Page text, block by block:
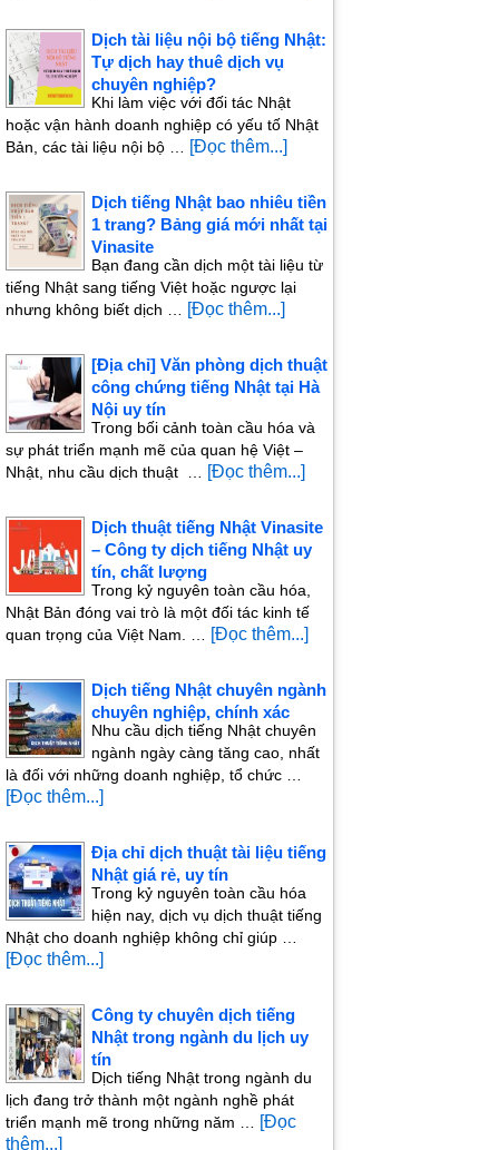
Dịch tài liệu nội bộ tiếng Nhật:
Tự dịch hay thuê dịch vụ
chuyên nghiệp?
Khi làm việc với đối tác Nhật
hoặc vận hành doanh nghiệp có yếu tố Nhật
Bản, các tài liệu nội bộ …
[Đọc thêm...]
Dịch tiếng Nhật bao nhiêu tiền
1 trang? Bảng giá mới nhất tại
Vinasite
Bạn đang cần dịch một tài liệu từ
tiếng Nhật sang tiếng Việt hoặc ngược lại
nhưng không biết dịch …
[Đọc thêm...]
[Địa chỉ] Văn phòng dịch thuật
công chứng tiếng Nhật tại Hà
Nội uy tín
Trong bối cảnh toàn cầu hóa và
sự phát triển mạnh mẽ của quan hệ Việt –
Nhật, nhu cầu dịch thuật …
[Đọc thêm...]
Dịch thuật tiếng Nhật Vinasite
– Công ty dịch tiếng Nhật uy
tín, chất lượng
Trong kỷ nguyên toàn cầu hóa,
Nhật Bản đóng vai trò là một đối tác kinh tế
quan trọng của Việt Nam. …
[Đọc thêm...]
Dịch tiếng Nhật chuyên ngành
chuyên nghiệp, chính xác
Nhu cầu dịch tiếng Nhật chuyên
ngành ngày càng tăng cao, nhất
là đối với những doanh nghiệp, tổ chức …
[Đọc thêm...]
Địa chỉ dịch thuật tài liệu tiếng
Nhật giá rẻ, uy tín
Trong kỷ nguyên toàn cầu hóa
hiện nay, dịch vụ dịch thuật tiếng
Nhật cho doanh nghiệp không chỉ giúp …
[Đọc thêm...]
Công ty chuyên dịch tiếng
Nhật trong ngành du lịch uy
tín
Dịch tiếng Nhật trong ngành du
lịch đang trở thành một ngành nghề phát
triển mạnh mẽ trong những năm …
[Đọc
thêm...]